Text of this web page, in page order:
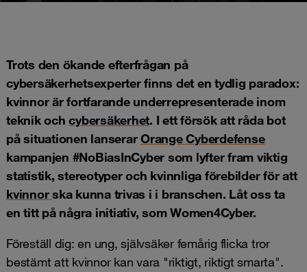
Trots den ökande efterfrågan på
cybersäkerhetsexperter finns det en tydlig paradox:
kvinnor är fortfarande underrepresenterade inom
teknik ochcybersäkerhet. I ett försök att råda bot
på situationen lanserarOrange Cyberdefense
kampanjen #NoBiasInCyber som lyfter fram viktig
statistik, stereotyper och kvinnliga förebilder för att
kvinnorska kunna trivas i i branschen. Låt oss ta
en titt på några initiativ, som Women4Cyber.
Föreställ dig: en ung, självsäker femårig flicka tror
bestämt att kvinnor kan vara "riktigt, riktigt smarta".